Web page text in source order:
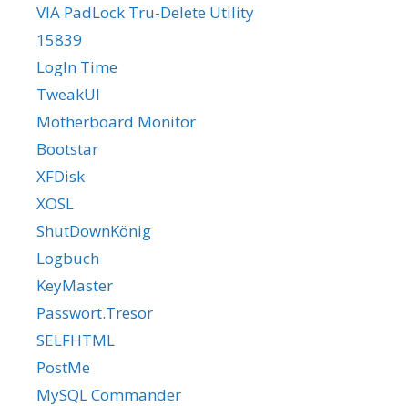
VIA PadLock Tru-Delete Utility
15839
LogIn Time
TweakUI
Motherboard Monitor
Bootstar
XFDisk
XOSL
ShutDownKönig
Logbuch
KeyMaster
Passwort.Tresor
SELFHTML
PostMe
MySQL Commander